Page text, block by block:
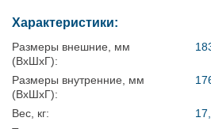
Характеристики:
Размеры внешние, мм
(ВхШхГ):
Размеры внутренние, мм
(ВхШхГ):
Вес, кг: